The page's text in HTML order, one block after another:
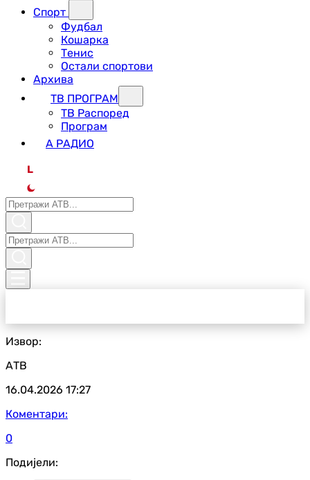
Спорт
Фудбал
Кошарка
Тенис
Остали спортови
Архива
ТВ ПРОГРАМ
ТВ Распоред
Програм
А РАДИО
L
Извор:
АТВ
16.04.2026 17:27
Коментари:
0
Подијели: